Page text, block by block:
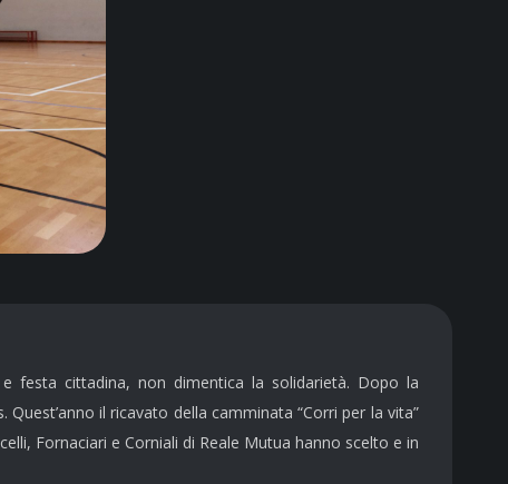
festa cittadina, non dimentica la solidarietà. Dopo la
il ricavato della camminata “Corri per la vita”
Fornaciari e Corniali di Reale Mutua hanno scelto e in